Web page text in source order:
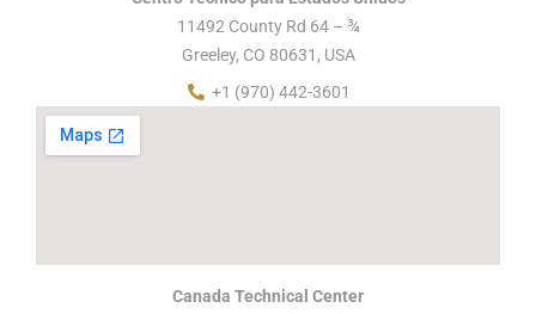
11492 County Rd 64 – ¾
Greeley, CO 80631, USA
+1 (970) 442-3601
Canada Technical Center